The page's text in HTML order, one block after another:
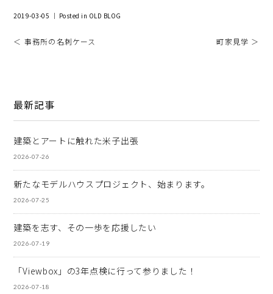
2019-03-05 ｜ Posted in OLD BLOG
＜ 事務所の名刺ケース 町家見学 ＞
最新記事
建築とアートに触れた米子出張
2026-07-26
新たなモデルハウスプロジェクト、始まります。
2026-07-25
建築を志す、その一歩を応援したい
2026-07-19
「Viewbox」の3年点検に行って参りました！
2026-07-18